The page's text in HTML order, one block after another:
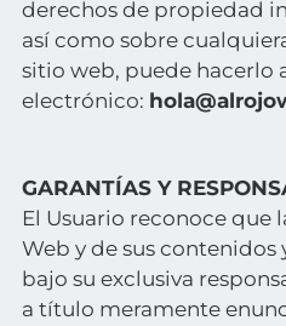
derechos de propiedad
así como sobre
sitio web, puede hacerlo
electrónico:
GARANTÍAS Y
El Usuario reconoce que
Web y de sus contenidos
bajo su exclusiva
a título meramente